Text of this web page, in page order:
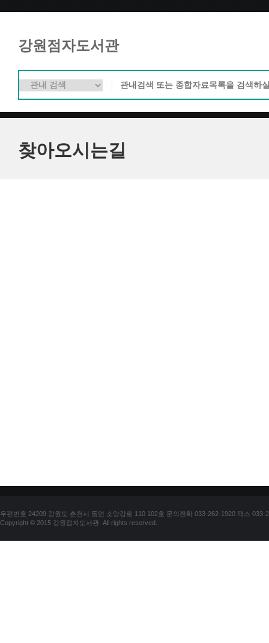
강원점자도서관
찾아오시는길
우편번호 24209 강원도 춘천시 동면 소양강로 110 102호 문의전화 033-262-1920 팩스 033-
Copyright © 2015 강원점자도서관. All rights reserved.